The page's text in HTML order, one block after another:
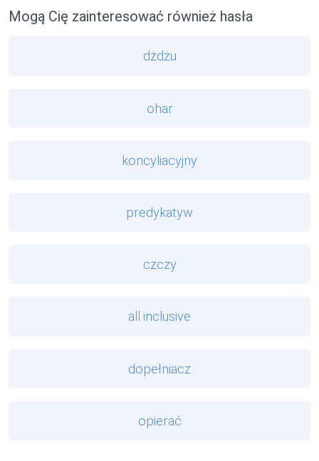
Mogą Cię zainteresować również hasła
dżdżu
ohar
koncyliacyjny
predykatyw
czczy
all inclusive
dopełniacz
opierać